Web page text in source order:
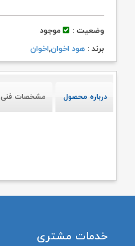
وضعیت :
موجود
برند : هود اخوان,اخوان
درباره محصول مشخصات فنی
خدمات مشتری